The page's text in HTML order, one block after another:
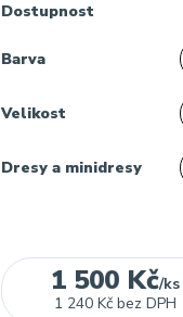
Dostupnost
Barva
Velikost
Dresy a minidresy
1 500 Kč/ks
1 240 Kč bez DPH